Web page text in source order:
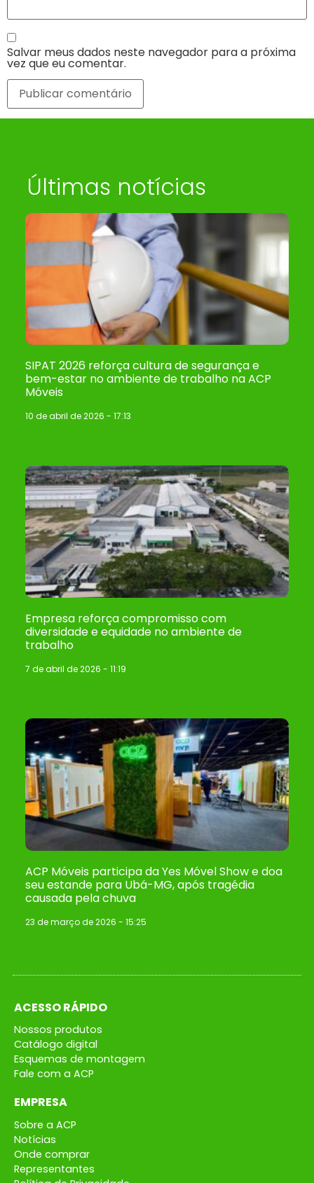
Salvar meus dados neste navegador para a próxima
vez que eu comentar.
Últimas notícias
SIPAT 2026 reforça cultura de segurança e
bem-estar no ambiente de trabalho na ACP
Móveis
10 de abril de 2026 17:13
Empresa reforça compromisso com
diversidade e equidade no ambiente de
trabalho
7 de abril de 2026 11:19
ACP Móveis participa da Yes Móvel Show e doa
seu estande para Ubá-MG, após tragédia
causada pela chuva
23 de março de 2026 15:25
ACESSO RÁPIDO
Nossos produtos
Catálogo digital
Esquemas de montagem
Fale com a ACP
EMPRESA
Sobre a ACP
Notícias
Onde comprar
Representantes